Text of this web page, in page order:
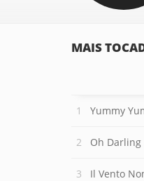
MAIS
Yummy
Oh Darling
Il Vento